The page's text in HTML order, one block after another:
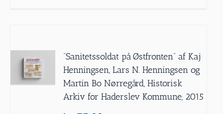
”Sanitetssoldat på Østfronten” af Kaj
Henningsen, Lars N. Henningsen og
Martin Bo Nørregård, Historisk
Arkiv for Haderslev Kommune, 2015